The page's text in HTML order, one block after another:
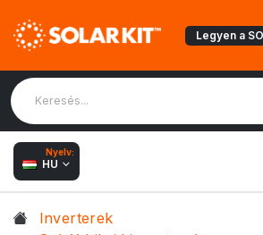
Legyen a
Nyelv:
HU
Inverterek